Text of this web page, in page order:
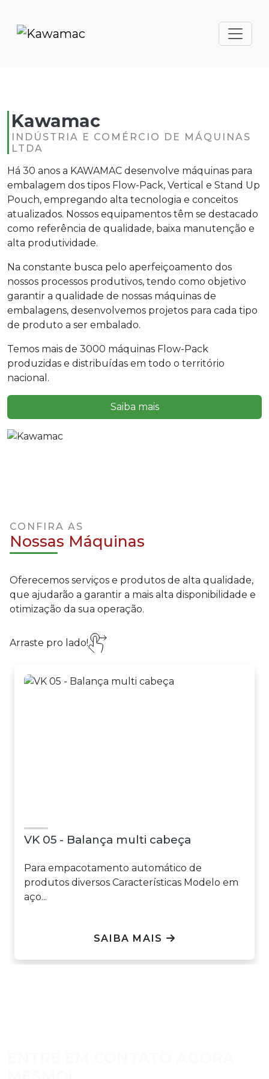
Kawamac
INDÚSTRIA E COMÉRCIO DE MÁQUINAS
LTDA
Há 30 anos a KAWAMAC desenvolve máquinas para
embalagem dos tipos Flow-Pack, Vertical e Stand Up
Pouch, empregando alta tecnologia e conceitos
atualizados. Nossos equipamentos têm se destacado
como referência de qualidade, baixa manutenção e
alta produtividade.
Na constante busca pelo aperfeiçoamento dos
nossos processos produtivos, tendo como objetivo
garantir a qualidade de nossas máquinas de
embalagens, desenvolvemos projetos para cada tipo
de produto a ser embalado.
Temos mais de 3000 máquinas Flow-Pack
produzidas e distribuídas em todo o território
nacional.
Saiba mais
CONFIRA AS
Nossas Máquinas
Oferecemos serviços e produtos de alta qualidade,
que ajudarão a garantir a mais alta disponibilidade e
otimização da sua operação.
Arraste pro lado!
VK 05 - Balança multi cabeça
Para empacotamento automático de
produtos diversos Características Modelo em
aço...
SAIBA MAIS